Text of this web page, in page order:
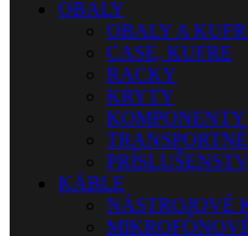
OBALY
OBALY A
CASE, KUFRE
RACKY
KRYTY
KÁBLE
NÁSTROJOVÉ